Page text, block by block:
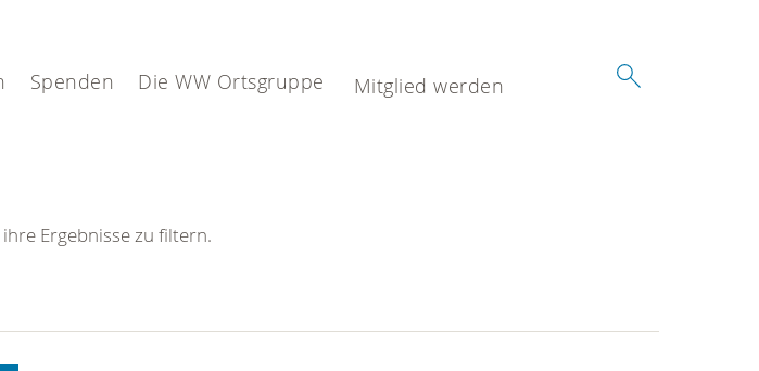
Spenden Die WW Ortsgruppe Mitglied werden
Ergebnisse zu filtern.